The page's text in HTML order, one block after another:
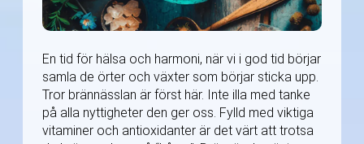
En tid för hälsa och harmoni, när vi i god tid börjar
samla de örter och växter som börjar sticka upp.
Tror brännässlan är först här. Inte illa med tanke
på alla nyttigheter den ger oss. Fylld med viktiga
vitaminer och antioxidanter är det värt att trotsa